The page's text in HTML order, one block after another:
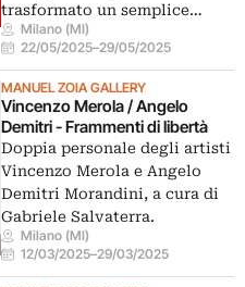
trasformato un semplice…
Milano (MI)
22/05/2025–29/05/2025
MANUEL ZOIA GALLERY
Vincenzo Merola / Angelo
Demitri - Frammenti di libertà
Doppia personale degli artisti
Vincenzo Merola e Angelo
Demitri Morandini, a cura di
Gabriele Salvaterra.
Milano (MI)
12/03/2025–29/03/2025